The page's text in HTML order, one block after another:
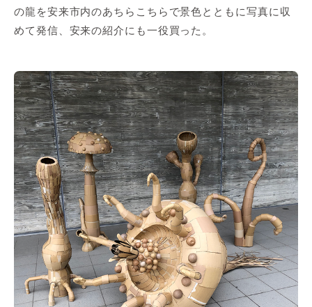
の龍を安来市内のあちらこちらで景色とともに写真に収
めて発信、安来の紹介にも一役買った。